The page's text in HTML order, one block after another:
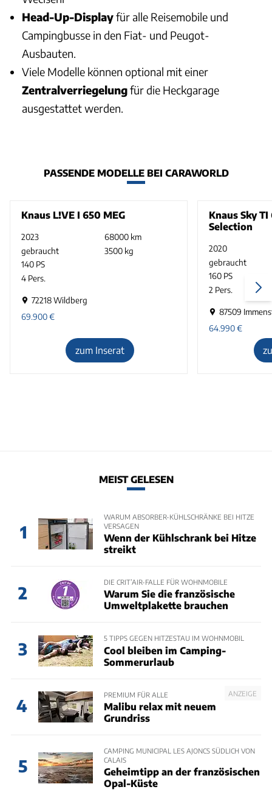
Head-Up-Displayfür alle Reisemobile und
Campingbusse in den Fiat- und Peugot-
Ausbauten.
Viele Modelle können optional mit einer
Zentralverriegelungfür die Heckgarage
ausgestattet werden.
PASSENDE MODELLE BEI CARAWORLD
Knaus L!VE I 650 MEG
2023
68000 km
gebraucht
3500 kg
140 PS
4 Pers.
72218 Wildberg
69.900€
zum Inserat
Knaus Sky
Selection
2020
gebraucht
160 PS
2 Pers.
87509
64.990€
MEIST GELESEN
1
WARUM ABSORBER-KÜHLSCHRÄNKE BEI HITZE
VERSAGEN
Wenn der Kühlschrank bei Hitze
streikt
2
DIE CRIT’AIR-FALLE FÜR WOHNMOBILE
Warum Sie die französische
Umweltplakette brauchen
3
5 TIPPS GEGEN HITZESTAU IM WOHNMOBIL
Cool bleiben im Camping-
Sommerurlaub
4
ANZEIGE
PREMIUM FÜR ALLE
Malibu relax mit neuem
Grundriss
5
CAMPING MUNICIPAL LES AJONCS SÜDLICH VON
CALAIS
Geheimtipp an der französischen
Opal-Küste